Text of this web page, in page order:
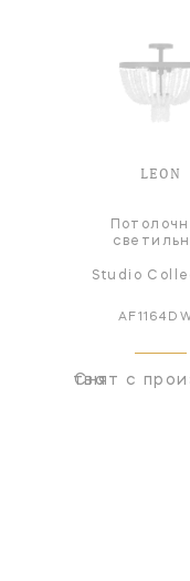
LEON
Studio
Снят с